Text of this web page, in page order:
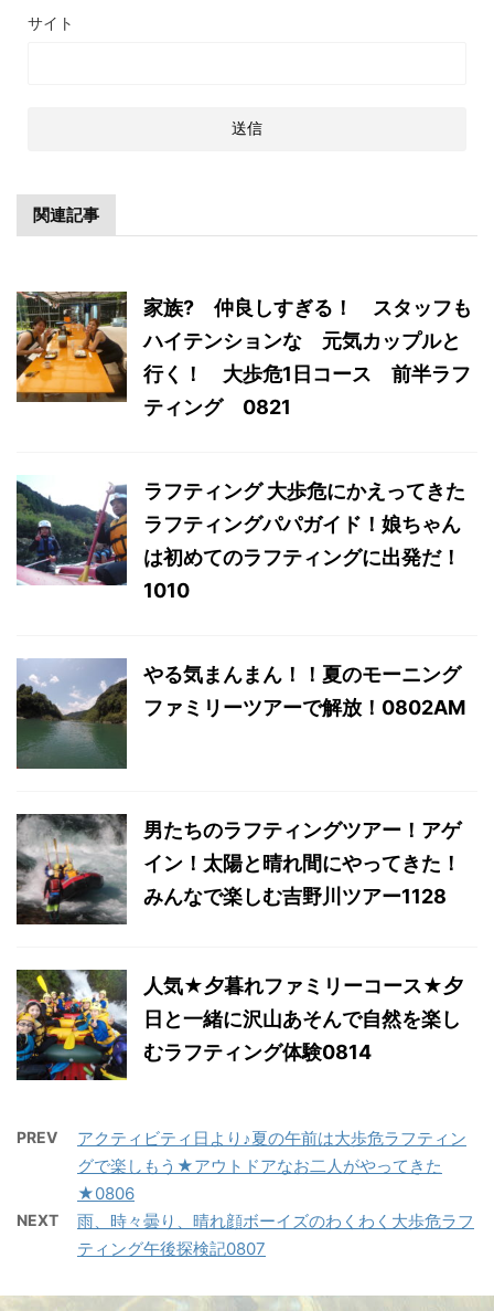
サイト
関連記事
家族? 仲良しすぎる！ スタッフも
ハイテンションな 元気カップルと
行く！ 大歩危1日コース 前半ラフ
ティング 0821
ラフティング 大歩危にかえってきた
ラフティングパパガイド！娘ちゃん
は初めてのラフティングに出発だ！
1010
やる気まんまん！！夏のモーニング
ファミリーツアーで解放！0802AM
男たちのラフティングツアー！アゲ
イン！太陽と晴れ間にやってきた！
みんなで楽しむ吉野川ツアー1128
人気★夕暮れファミリーコース★夕
日と一緒に沢山あそんで自然を楽し
むラフティング体験0814
PREV
アクティビティ日より♪夏の午前は大歩危ラフティン
グで楽しもう★アウトドアなお二人がやってきた
★0806
NEXT
雨、時々曇り、晴れ顔ボーイズのわくわく大歩危ラフ
ティング午後探検記0807